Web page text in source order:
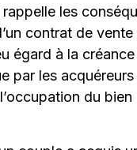
les
contrat de
égard à la
par les
du